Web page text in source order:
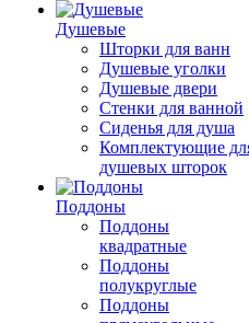
Душевые
Шторки для ванн
Душевые уголки
Душевые двери
Стенки для ванной
Сиденья для душа
Комплектующие
душевых шторок
Поддоны
Поддоны
квадратные
Поддоны
полукруглые
Поддоны